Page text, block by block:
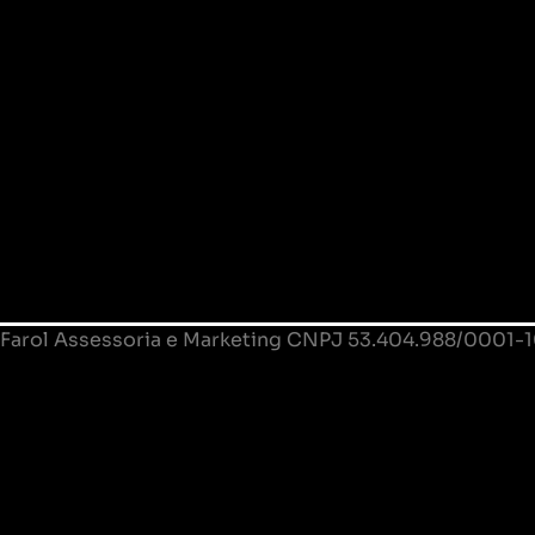
Farol Assessoria e Marketing CNPJ 53.404.988/0001-